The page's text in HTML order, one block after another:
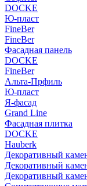
DOCKE
Ю-пласт
FineBer
FineBer
Фасадная панель
DOCKE
FineBer
Альта-Прфиль
Ю-пласт
Я-фасад
Grand Line
Фасадная плитка
DOCKE
Hauberk
Декоративный
Декоративный
Декоративный